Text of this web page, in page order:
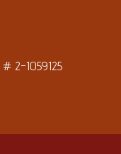
# 2-1059125